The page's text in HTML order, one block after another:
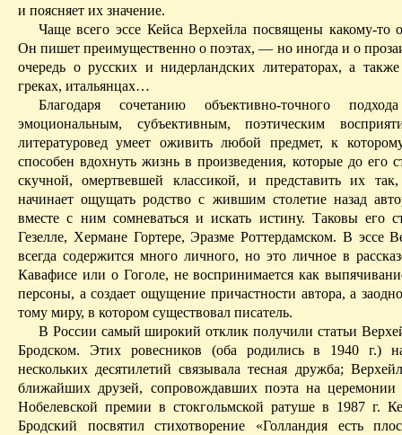
и поясняет их значение.
Чаще всего эссе КейсаВерхейла посвящены какому-то
Он пишет преимущественно о поэтах, — но иногда и о
очередь о русских и нидерландских литераторах, а
греках, итальянцах…
Благодаря сочетанию объективно-точного
эмоциональным, субъективным, поэтическим
литературовед умеет оживить любой предмет, к которому
способен вдохнуть жизнь в произведения, которые до его
скучной, омертвевшей классикой, и представить их так,
начина­ет ощущать родство с жившим столетие назад
вместе с ним сомневаться и искать истину. Таковы его
Гезелле, Хермане Гортере, Эразме Роттердамском. В эссе
всегда содержится много личного, но это личное в
Кавафисе или о Гоголе, не восприни­мается как
персоны, а создает ощущение причастности автора, а
тому миру, в котором существовал писатель.
В России самый широкий отклик получили статьи
Бродском. Этих ровесников (оба родились в 1940 г.)
нескольких десятиле­тий связывала тесная дружба; Верхейл
ближайших друзей, сопровождавших поэта на церемонии
Нобелевской премии в стокгольмской ратуше в 1987 г.
Брод­ский посвя­тил стихотворение «Голландия есть